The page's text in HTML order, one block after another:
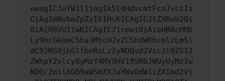
ewogICJuYW1lIjogIk5ldHdvcmtFcnJvciIs
CiAgImNvbmZpZyI6IHsKICAgICJtZXRob2Qi
OiAiR0VUIiwKICAgICJ1cmwiOiAiaHR0cHM6
Ly9hcGkueC5ha3MtcHJvZC5hdWRhcmlzLm5l
dC92MS9jbGllbnRzLzIyNDQvd2Vic2l0ZS12
ZWhpY2xlcy8yMzY4MV9HV19SR0JWUyUyMzIw
NDQ/ZmllbGQ9aW50ZXJuYWxOdW1iZXImd2Vi